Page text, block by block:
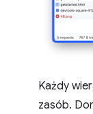
Każdy
zasób.